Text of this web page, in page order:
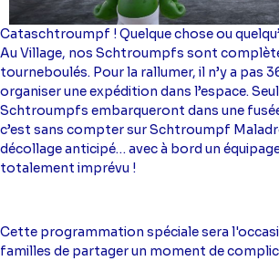
Cataschtroumpf ! Quelque chose ou
Au Village, nos Schtroumpfs sont
tourneboulés. Pour la rallumer, il n’y a pas
organiser une expédition dans l’espace.
Schtroumpfs embarqueront dans une
c’est sans compter sur Schtroumpf
décollage anticipé… avec à bord un
totalement imprévu !
Cette programmation spéciale sera
familles de partager un moment de